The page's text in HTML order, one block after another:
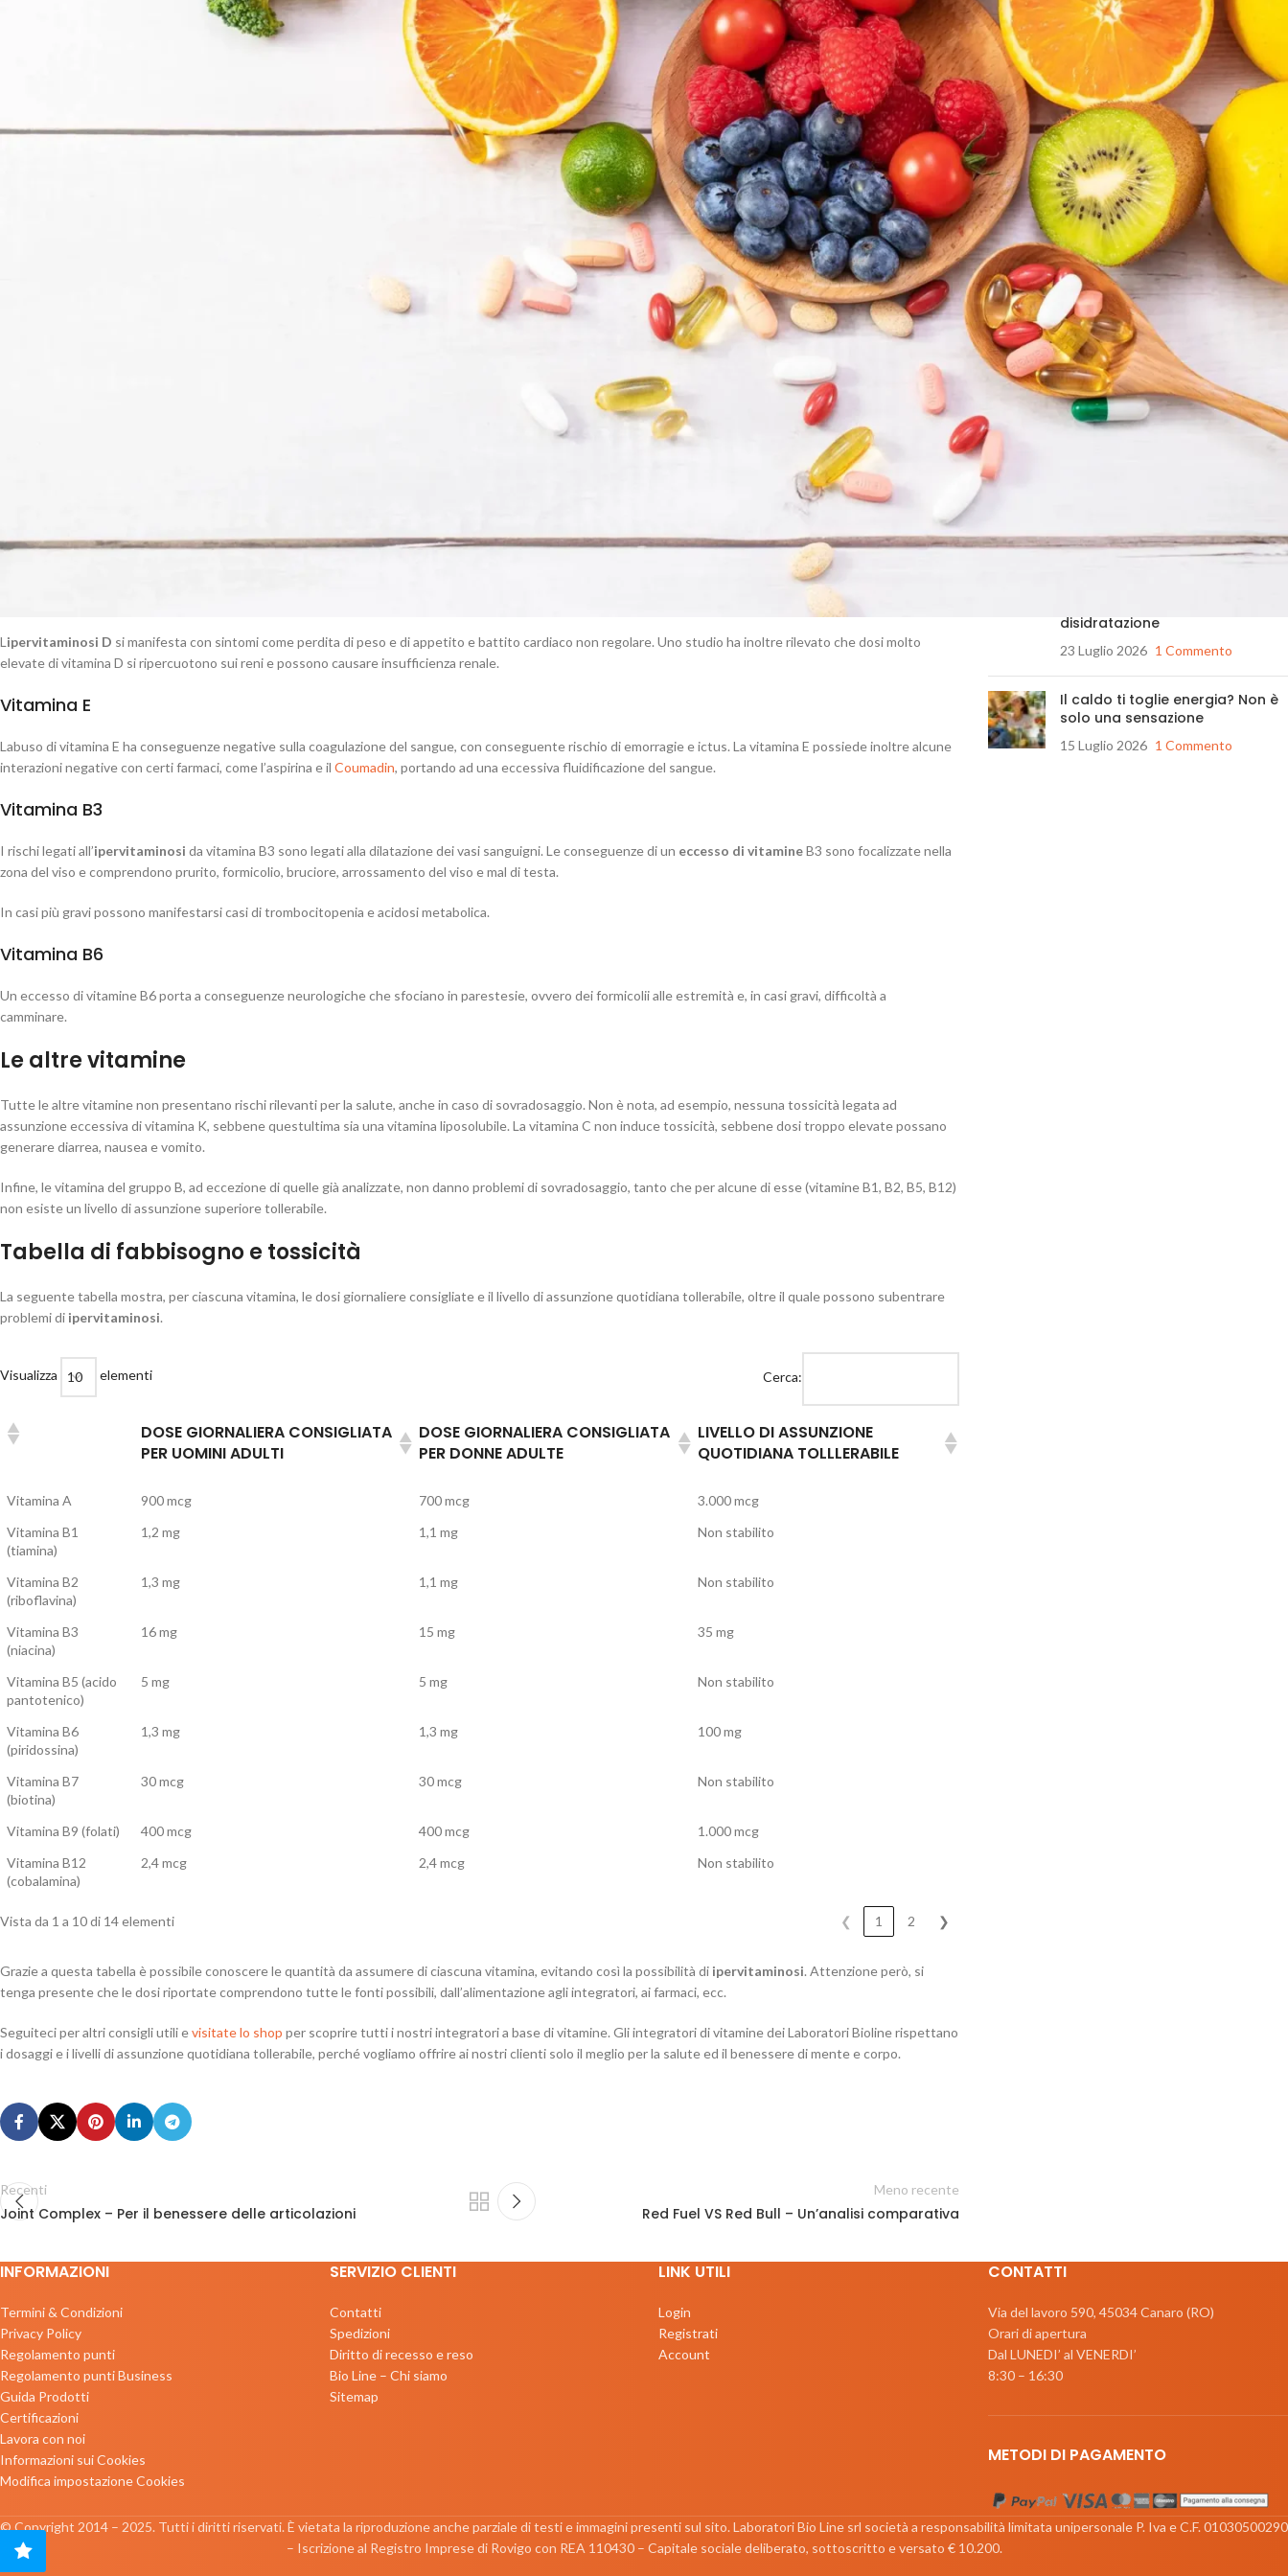
si manifesta principalmente a causa dell’assunzione sconsiderata di integratori alimentari e farmaci. Per quanto riguarda l’alimentazione, infatti,
l’eventualità di un sovradosaggio è molto più rara, poiché sono pochi gli alimenti che contengono vitamine in quantità tali da portare aipervitaminosi.
Le cause principali che portano a questa problematica sono principalmente legati ad una scorretta assunzione da parte dell’individuo, ma esistono altre possibili
hanno rilevato che un uso eccessivo di lettini abbronzanti e lampade solari può aumentare i livelli di vitamina D nel sangue
oltre i livelli di tossicità.
Esistono poi alcuni farmaci che migliorano l’assorbimento di una determinata vitamina da parte dell’organismo e, di conseguenza, aumentano il rischio di
Le vitamine conosciute sono 13 e possono essere suddivise in due categorie: le vitamine idrosolubili e le vitamine liposolubili. Le prime sono quelle meno
, in quanto si sciolgono in acqua e non vengono immagazzinate ma espulse attraverso le urine. Al contrario, le vitamine
liposolubili vengono conservate all’interno dell’organismo e hanno maggiori probabilità di causare problemi di salute in caso di dosaggio eccessivo.
sono le vitamine liposolubili A, D, E e le vitamine idrosolubili B3 (niacina) e B6
, la quale può manifestarsi in due forme: acuta e cronica. La forma acuta si concretizza quando si assumono
Al contrario, la forma cronica si presenta quando si assume troppa vitamina A in un lungo arco temporale e si manifesta con sintomi più gravi, tra cui danni al
L ipervitaminosi D si manifesta con sintomi come perdita di peso e di appetito e battito cardiaco non regolare. Uno studio ha inoltre rilevato che dosi molto
elevate di vitamina D si ripercuotono sui reni e possono causare insufficienza renale.
Vitamina E
Labuso di vitamina E ha conseguenze negative sulla coagulazione del sangue, con conseguente rischio di emorragie e ictus. La vitamina E possiede inoltre alcune
interazioni negative con certi farmaci, come l’aspirina e il Coumadin, portando ad una eccessiva fluidificazione del sangue.
Vitamina B3
I rischi legati all’ipervitaminosi da vitamina B3 sono legati alla dilatazione dei vasi sanguigni. Le conseguenze di un eccesso di vitamineB3 sono focalizzate nella
zona del viso e comprendono prurito, formicolio, bruciore, arrossamento del viso e mal di testa.
In casi più gravi possono manifestarsi casi di trombocitopenia e acidosi metabolica.
Vitamina B6
Un eccesso di vitamine B6 porta a conseguenze neurologiche che sfociano in parestesie, ovvero dei formicolii alle estremità e, in casi gravi, difficoltà a
camminare.
Le altre vitamine
Tutte le altre vitamine non presentano rischi rilevanti per la salute, anche in caso di sovradosaggio. Non è nota, ad esempio, nessuna tossicità legata ad
assunzione eccessiva di vitamina K, sebbene questultima sia una vitamina liposolubile. La vitamina C non induce tossicità, sebbene dosi troppo elevate possano
generare diarrea, nausea e vomito.
Infine, le vitamina del gruppo B, ad eccezione di quelle già analizzate, non danno problemi di sovradosaggio, tanto che per alcune di esse (vitamine B1, B2, B5, B12)
non esiste un livello di assunzione superiore tollerabile.
Tabella di fabbisogno e tossicità
La seguente tabella mostra, per ciascuna vitamina, le dosi giornaliere consigliate e il livello di assunzione quotidiana tollerabile, oltre il quale possono subentrare
problemi di ipervitaminosi.
Visualizza elementi Cerca:
DOSE GIORNALIERA CONSIGLIATA
PER UOMINI ADULTI
DOSE GIORNALIERA CONSIGLIATA
PER DONNE ADULTE
LIVELLO DI ASSUNZIONE
QUOTIDIANA TOLLLERABILE
Vitamina A 900 mcg 700 mcg
3.000 mcg
Vitamina B1
(tiamina)
1,2 mg 1,1 mg Non stabilito
Vitamina B2
(riboflavina)
1,3 mg 1,1 mg Non stabilito
Vitamina B3
(niacina)
16 mg 15 mg 35 mg
Vitamina B5 (acido
pantotenico)
5 mg 5 mg Non stabilito
Vitamina B6
(piridossina)
1,3 mg 1,3 mg 100 mg
Vitamina B7
(biotina)
30 mcg 30 mcg Non stabilito
Vitamina B9 (folati) 400 mcg 400 mcg
1.000 mcg
Vitamina B12
(cobalamina)
2,4 mcg 2,4 mcg Non stabilito
Vista da 1 a 10 di 14 elementi ❮ 1 2 ❯
Grazie a questa tabella è possibile conoscere le quantità da assumere di ciascuna vitamina, evitando così la possibilità di ipervitaminosi. Attenzione però, si
tenga presente che le dosi riportate comprendono tutte le fonti possibili, dall’alimentazione agli integratori, ai farmaci, ecc.
Seguiteci per altri consigli utili evisitate lo shop per scoprire tutti i nostri integratori a base di vitamine. Gli integratori di vitamine deiLaboratori Biolinerispettano
i dosaggi e i livelli di assunzione quotidiana tollerabile, perché vogliamo offrire ai nostri clienti solo il meglio per la salute ed il benessere di mente e corpo.
Recenti
Joint Complex – Per il benessere delle articolazioni
Meno recente
Red Fuel VS Red Bull – Un’analisi comparativa
Farmaci
Integratori
Patologie
Ricette
Varie
ULTIMI ARTICOLI
Le proteine servono solo a chi
va in palestra? Ecco cosa c’è da
sapere
3 Agosto 2026 1 Commento
Farmaci GLP-1: cosa sono, come
agiscono e perché si parla così
tanto di alimentazione e
proteine
27 Luglio 2026 1 Commento
Hai davvero sete? Quando la
disidratazione
23 Luglio 2026 1 Commento
Il caldo ti toglie energia? Non è
solo una sensazione
15 Luglio 2026 1 Commento
INFORMAZIONI
Termini & Condizioni
Privacy Policy
Regolamento punti
Regolamento punti Business
Guida Prodotti
Certificazioni
Lavora con noi
Informazioni sui Cookies
Modifica impostazione Cookies
SERVIZIO CLIENTI
Contatti
Spedizioni
Diritto di recesso e reso
Bio Line – Chi siamo
Sitemap
LINK UTILI
Login
Registrati
Account
CONTATTI
Via del lavoro 590, 45034 Canaro (RO)
Orari di apertura
Dal LUNEDI’ al VENERDI’
8:30 – 16:30
METODI DI PAGAMENTO
© Copyright 2014 – 2025. Tutti i diritti riservati. È vietata la riproduzione anche parziale di testi e immagini presenti sul sito. Laboratori Bio Line srl società a responsabilità limitata unipersonale P. Iva e C.F. 01030500290
– Iscrizione al Registro Imprese di Rovigo con REA 110430 – Capitale sociale deliberato, sottoscritto e versato € 10.200.